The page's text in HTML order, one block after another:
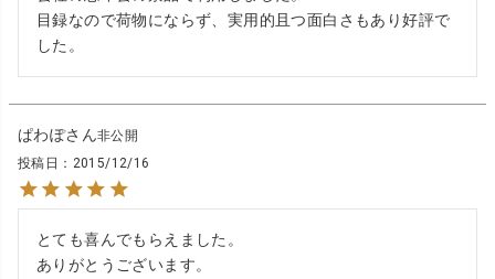
目録なので荷物にならず、実用的且つ面白さもあり好評で
した。
ぱわぽ
非公開
投稿日
2015/12/16
とても喜んでもらえました。
ありがとうございます。